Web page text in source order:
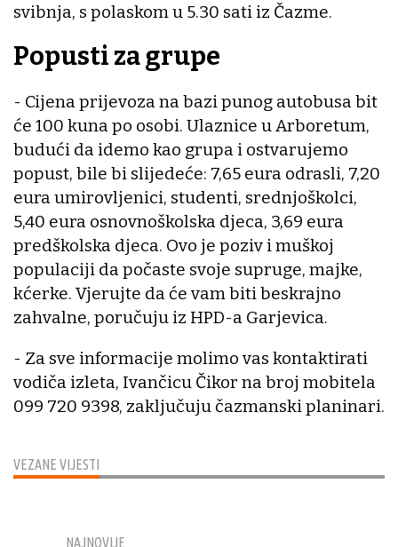
VEZANE VIJESTI
svibnja, s polaskom u 5.30 sati iz Čazme.
Popusti za grupe
- Cijena prijevoza na bazi punog autobusa bit
će 100 kuna po osobi. Ulaznice u Arboretum,
budući da idemo kao grupa i ostvarujemo
popust, bile bi slijedeće: 7,65 eura odrasli, 7,20
eura umirovljenici, studenti, srednjoškolci,
5,40 eura osnovnoškolska djeca, 3,69 eura
predškolska djeca. Ovo je poziv i muškoj
populaciji da počaste svoje supruge, majke,
kćerke. Vjerujte da će vam biti beskrajno
zahvalne, poručuju iz HPD-a Garjevica.
- Za sve informacije molimo vas kontaktirati
vodiča izleta, Ivančicu Čikor na broj mobitela
099 720 9398, zaključuju čazmanski planinari.
NAJNOVIJE